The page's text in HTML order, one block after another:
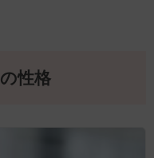
性格